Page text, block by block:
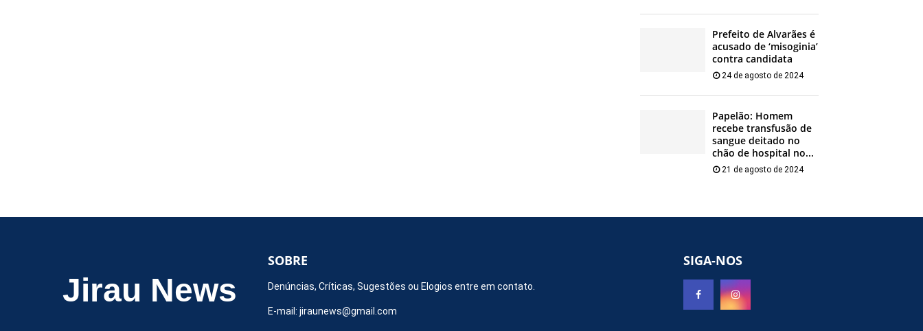
Prefeito de Alvarães é
acusado de ‘misoginia’
contra candidata
24 de agosto de 2024
Papelão: Homem
recebe transfusão de
sangue deitado no
chão de hospital no...
21 de agosto de 2024
Jirau News
SOBRE
Denúncias, Críticas, Sugestões ou Elogios entre em contato.
E-mail: jiraunews@gmail.com
SIGA-NOS